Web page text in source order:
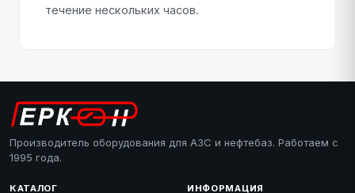
течение нескольких часов.
Производитель оборудования для АЗС и нефтебаз. Работаем с
1995 года.
КАТАЛОГ ИНФОРМАЦИЯ